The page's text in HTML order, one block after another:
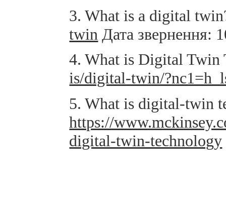
3. What is a digital
twin Дата звернення:
4. What is Digital Twin
is/digital-twin/
5. What is digital-twin
https://
digital-twin-technology